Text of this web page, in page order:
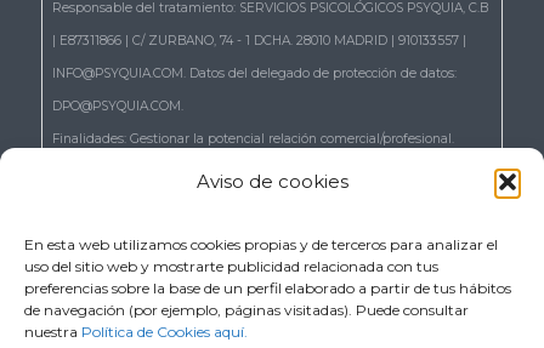
Aviso de cookies
En esta web utilizamos cookies propias y de terceros para analizar el
uso del sitio web y mostrarte publicidad relacionada con tus
preferencias sobre la base de un perfil elaborado a partir de tus hábitos
de navegación (por ejemplo, páginas visitadas). Puede consultar
nuestra Política de Cookies aquí.
Responsable del tratamiento: SERVICIOS PSICOLÓGICOS PSYQUIA, C.B
| E87311866 | C/ ZURBANO, 74 - 1 DCHA. 28010 MADRID | 910133557 |
INFO@PSYQUIA.COM. Datos del delegado de protección de datos:
DPO@PSYQUIA.COM.
Finalidades: Gestionar la potencial relación comercial/profesional.
22 del RGPD, de acceso, rectificación, supresión, portabilidad,
únicamente en el tratamiento automatizado de sus datos, cuando